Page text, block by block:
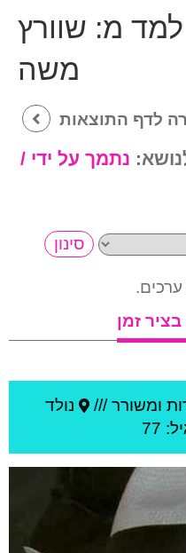
למד מ: שוורץ
משה
לדף התוצאות
נתמך על ידי /
זמן
ומשורר ///
נולד
77